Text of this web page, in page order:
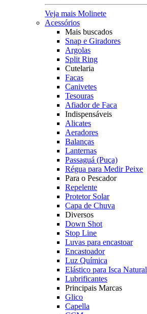
Veja mais Molinete
Acessórios
Mais buscados
Snap e Giradores
Argolas
Split Ring
Cutelaria
Facas
Canivetes
Tesouras
Afiador de Faca
Indispensáveis
Alicates
Aeradores
Balanças
Lanternas
Passaguá (Puça)
Régua para Medir Peixe
Para o Pescador
Repelente
Protetor Solar
Capa de Chuva
Diversos
Down Shot
Stop Line
Luvas para encastoar
Encastoador
Luz Química
Elástico para Isca Natural
Lubrificantes
Principais Marcas
Glico
Capella